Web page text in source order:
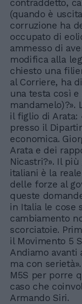
contraddetto,
(quando è
corruzione ha
occupato di
ammesso di
modifica alla
chiesto una
al Corriere, ha
una testa così
il figlio di Arata:
presso il
economica.
Arata e dei
Nicastri?». Il
italiani è la
delle forze al
queste
in Italia le cose
cambiamento
scorciatoie.
il Movimento 5
Andiamo avanti
ma con
M5S per porre
caso che
Armando Siri.